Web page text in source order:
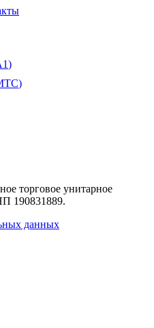
)
)
торговое унитарное
190831889.
данных